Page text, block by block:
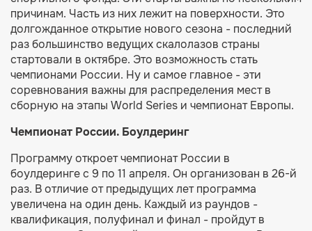
причинам. Часть из них лежит на поверхности. Это
долгожданное открытие нового сезона - последний
раз большинство ведущих скалолазов страны
стартовали в октябре. Это возможность стать
чемпионами России. Ну и самое главное - эти
соревнования важны для распределения мест в
сборную на этапы World Series и чемпионат Европы.
Чемпионат России. Боулдеринг
Программу откроет чемпионат России в
боулдеринге с 9 по 11 апреля. Он организован в 26-й
раз. В отличие от предыдущих лет программа
увеличена на один день. Каждый из раундов -
квалификация, полуфинал и финал - пройдут в